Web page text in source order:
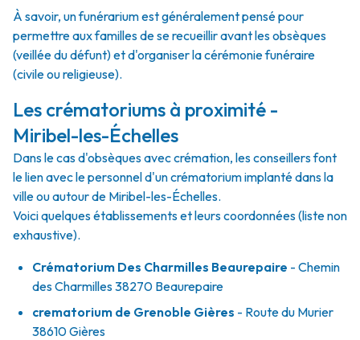
À savoir, un funérarium est généralement pensé pour
permettre aux familles de se recueillir avant les obsèques
(veillée du défunt) et d'organiser la cérémonie funéraire
(civile ou religieuse).
Les crématoriums à proximité -
Miribel-les-Échelles
Dans le cas d'obsèques avec crémation, les conseillers font
le lien avec le personnel d'un crématorium implanté dans la
ville ou autour de Miribel-les-Échelles.
Voici quelques établissements et leurs coordonnées (liste non
exhaustive).
Crématorium Des Charmilles Beaurepaire - Chemin
des Charmilles 38270 Beaurepaire
crematorium de Grenoble Gières - Route du Murier
38610 Gières